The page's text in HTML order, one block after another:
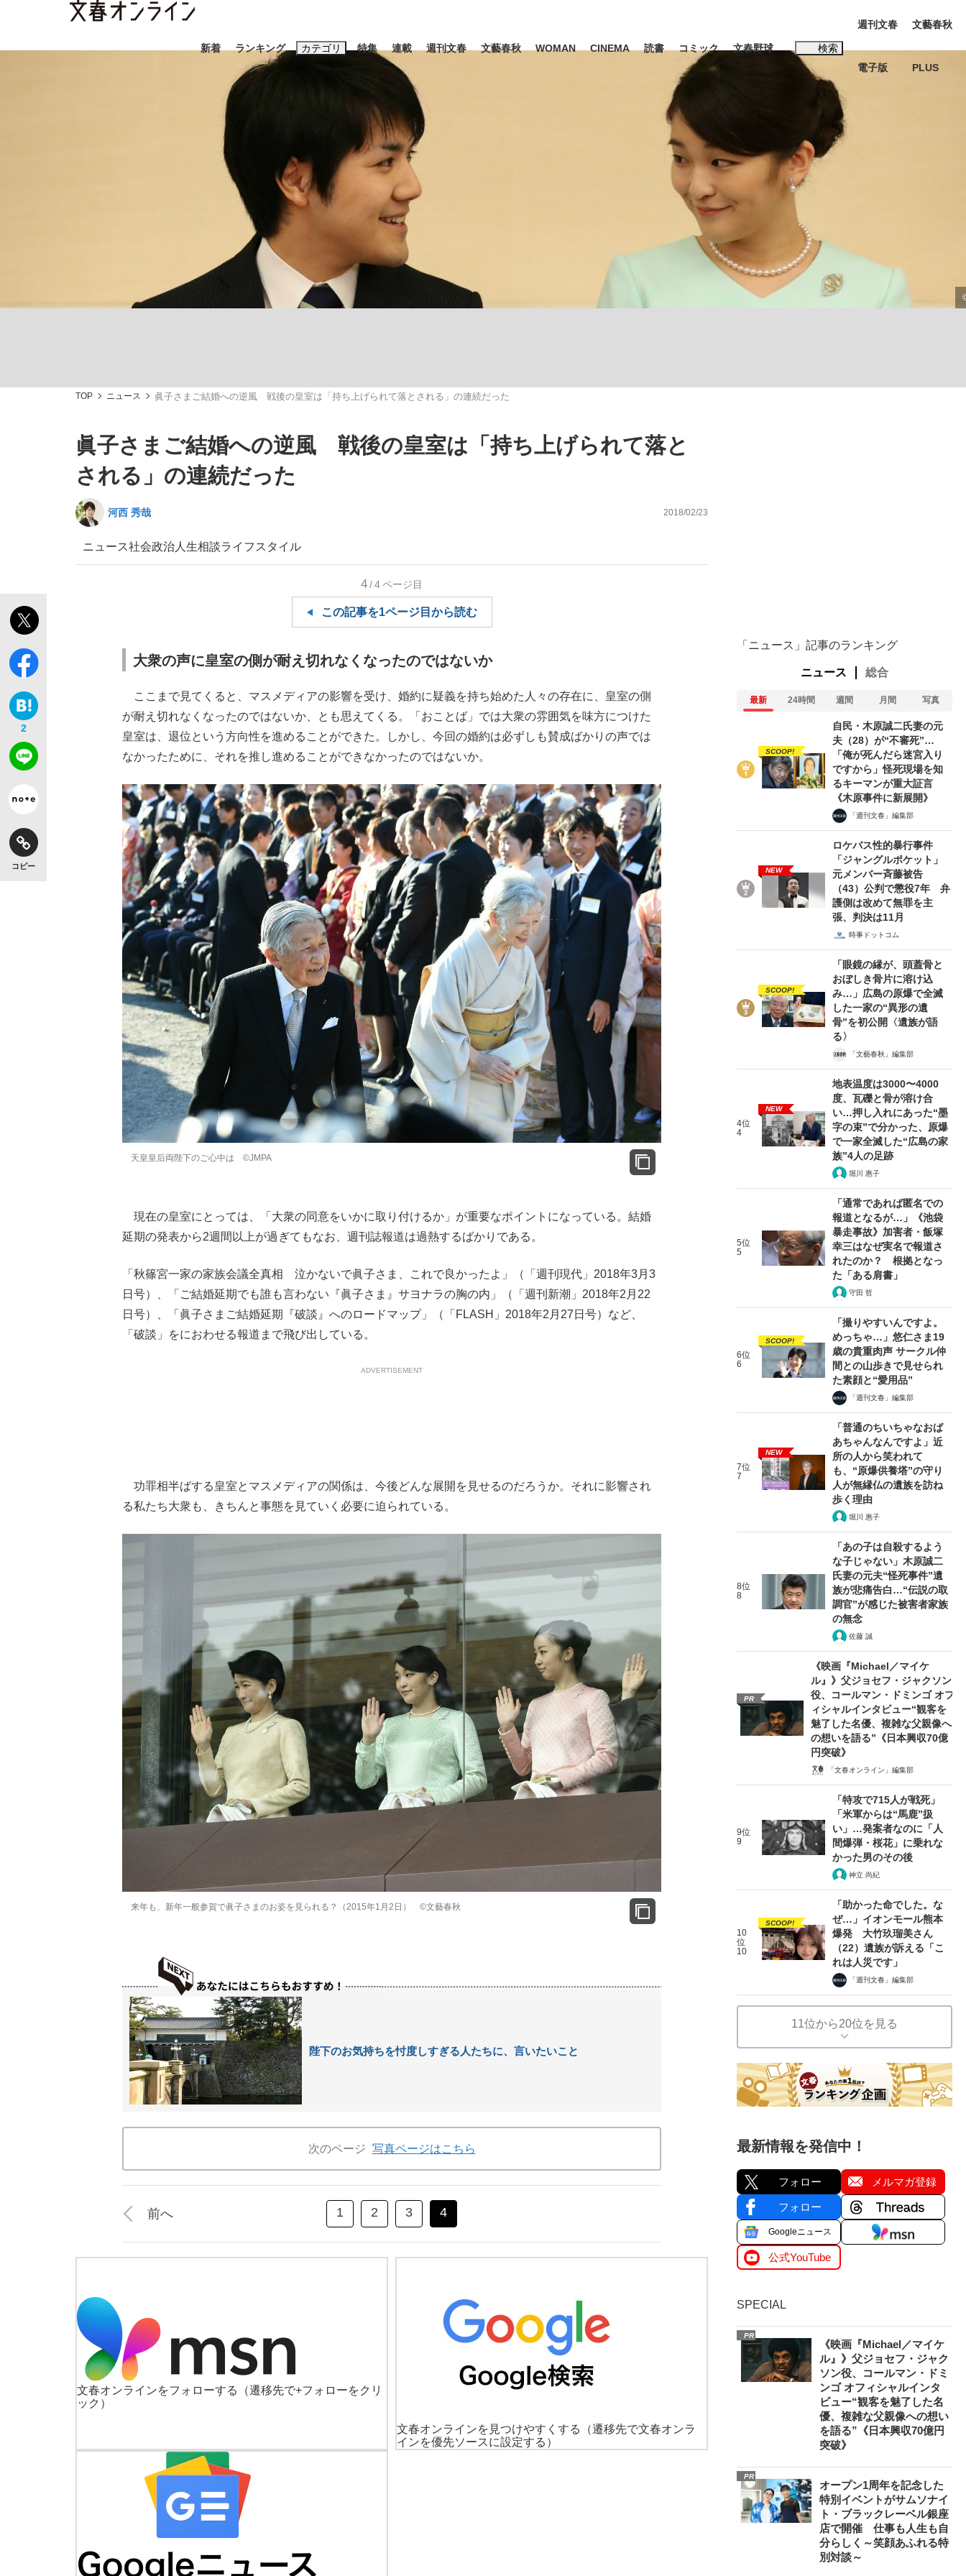
新着 ランキング カテゴリ
スクープ エンタメ インタビュー
「90%は失敗する。でも…」本田圭佑が初めて明かした日本代表監督に... 「最悪の空気のまま解散」WBC日本代表“敗戦”の真実 選手が明かす...
「敗因分析は一切聞かれなかった」侍ジャパン選手が証言した“NPB聞... 「クマが悪者扱いされているのが悲しい」『北の国から』倉本聰氏（91...
「目標達成できなかったからと言って…」サッカー日本代表・森保一監督...
もっと見る
特集
キングの誕生を、目撃せよ。
the Style
連載 週刊文春 文藝春秋 WOMAN CINEMA 読書 コミック 文春野球 検索
おすすめのキーワードタグ一覧
#藤田晋 #三山凌輝 #高市早苗
#玉木雄一郎
#亀和田武
週刊文春
電子版
文藝春秋
PLUS
TOP ニュース 眞子さまご結婚への逆風 戦後の皇室は「持ち上げられて落とされる」の連続だった
眞子さまご結婚への逆風 戦後の皇室は「持ち上げられて落と
される」の連続だった
河西 秀哉 2018/02/23
ニュース社会政治 人生相談ライフスタイル
2
コピー
4/4ページ目
この記事を1ページ目から読む
大衆の声に皇室の側が耐え切れなくなったのではないか
ここまで見てくると、マスメディアの影響を受け、婚約に疑義を持ち始めた人々の存在に、皇室の側
が耐え切れなくなったのではないか、とも思えてくる。「おことば」では大衆の雰囲気を味方につけた
皇室は、退位という方向性を進めることができた。しかし、今回の婚約は必ずしも賛成ばかりの声では
なかったために、それを推し進めることができなかったのではないか。
天皇皇后両陛下のご心中は ©JMPA
現在の皇室にとっては、「大衆の同意をいかに取り付けるか」が重要なポイントになっている。結婚
延期の発表から2週間以上が過ぎてもなお、週刊誌報道は過熱するばかりである。
「秋篠宮一家の家族会議全真相 泣かないで眞子さま、これで良かったよ」（「週刊現代」2018年3月3
日号）、「ご結婚延期でも誰も言わない『眞子さま』サヨナラの胸の内」（「週刊新潮」2018年2月22
日号）、「眞子さまご結婚延期『破談』へのロードマップ」（「FLASH」2018年2月27日号）など、
「破談」をにおわせる報道まで飛び出している。
ADVERTISEMENT
功罪相半ばする皇室とマスメディアの関係は、今後どんな展開を見せるのだろうか。それに影響され
る私たち大衆も、きちんと事態を見ていく必要に迫られている。
来年も、新年一般参賀で眞子さまのお姿を見られる？（2015年1月2日） ©文藝春秋
陛下のお気持ちを忖度しすぎる人たちに、言いたいこと
次のページ 写真ページはこちら
前へ 1 2 3 4
文春オンラインをフォローする
（遷移先で+フォローをクリ
ック）
文春オンラインを見つけやすくする
（遷移先で文春オンラ
インを優先ソースに設定する）
「ニュース」記事のランキング
ニュース 総合
最新 24時間 週間 月間 写真
SCOOP!
自民・木原誠二氏妻の元
夫（28）が“不審死”…
「俺が死んだら迷宮入り
ですから」怪死現場を知
るキーマンが重大証言
《木原事件に新展開》
「週刊文春」編集部
NEW
ロケバス性的暴行事件
「ジャングルポケット」
元メンバー斉藤被告
（43）公判で懲役7年 弁
護側は改めて無罪を主
張、判決は11月
時事ドットコム
SCOOP!
「眼鏡の縁が、頭蓋骨と
おぼしき骨片に溶け込
み…」広島の原爆で全滅
した一家の“異形の遺
骨”を初公開〈遺族が語
る〉
「文藝春秋」編集部
4位
4
NEW
地表温度は3000〜4000
度、瓦礫と骨が溶け合
い…押し入れにあった“墨
字の束”で分かった、原爆
で一家全滅した“広島の家
族”4人の足跡
堀川 惠子
5位
5
「通常であれば匿名での
報道となるが…」《池袋
暴走事故》加害者・飯塚
幸三はなぜ実名で報道さ
れたのか？ 根拠となっ
た「ある肩書」
守田 哲
6位
6
SCOOP!
「撮りやすいんですよ。
めっちゃ…」悠仁さま19
歳の貴重肉声 サークル仲
間との山歩きで見せられ
た素顔と“愛用品”
「週刊文春」編集部
7位
7
NEW
「普通のちいちゃなおば
あちゃんなんですよ」近
所の人から笑われて
も、“原爆供養塔”の守り
人が無縁仏の遺族を訪ね
歩く理由
堀川 惠子
8位
8
「あの子は自殺するよう
な子じゃない」木原誠二
氏妻の元夫“怪死事件”遺
族が悲痛告白…“伝説の取
調官”が感じた被害者家族
の無念
佐藤 誠
PR
《映画『Michael／マイケ
ル』》父ジョセフ・ジャクソン
役、コールマン・ドミンゴ オフ
ィシャルインタビュー“観客を
魅了した名優、複雑な父親像へ
の想いを語る”《日本興収70億
円突破》
「文春オンライン」編集部
9位
9
「特攻で715人が戦死」
「米軍からは“馬鹿”扱
い」…発案者なのに「人
間爆弾・桜花」に乗れな
かった男のその後
神立 尚紀
10
位
10
SCOOP!
「助かった命でした。な
ぜ…」イオンモール熊本
爆発 大竹玖瑠美さん
（22）遺族が訴える「こ
れは人災です」
「週刊文春」編集部
11位から20位を見る
最新情報を発信中！
フォロー メルマガ登録
フォロー
Googleニュース
公式YouTube
SPECIAL
PR
《映画『Michael／マイケ
ル』》父ジョセフ・ジャク
ソン役、コールマン・ドミ
ンゴ オフィシャルインタ
ビュー“観客を魅了した名
優、複雑な父親像への想い
を語る”《日本興収70億円
突破》
PR
オープン1周年を記念した
特別イベントがサムソナイ
ト・ブラックレーベル銀座
店で開催 仕事も人生も自
分らしく～笑顔あふれる特
別対談～